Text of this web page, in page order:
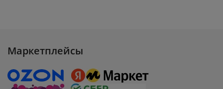
Маркетплейсы